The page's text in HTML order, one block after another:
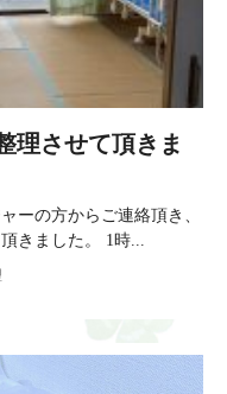
理させて頂きま
ーの方からご連絡頂き、
きました。 1時...